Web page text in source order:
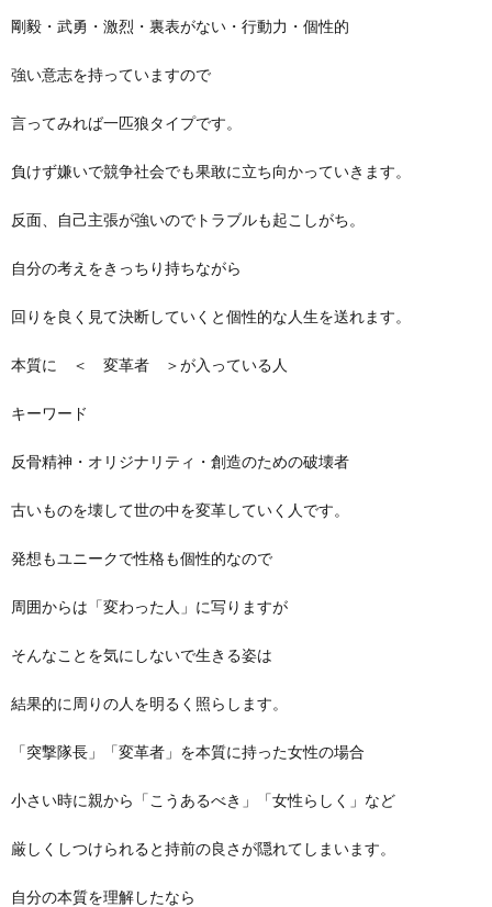
剛毅・武勇・激烈・裏表がない・行動力・個性的
強い意志を持っていますので
言ってみれば一匹狼タイプです。
負けず嫌いで競争社会でも果敢に立ち向かっていきます。
反面、自己主張が強いのでトラブルも起こしがち。
自分の考えをきっちり持ちながら
回りを良く見て決断していくと個性的な人生を送れます。
本質に ＜ 変革者 ＞が入っている人
キーワード
反骨精神・オリジナリティ・創造のための破壊者
古いものを壊して世の中を変革していく人です。
発想もユニークで性格も個性的なので
周囲からは「変わった人」に写りますが
そんなことを気にしないで生きる姿は
結果的に周りの人を明るく照らします。
「突撃隊長」「変革者」を本質に持った女性の場合
小さい時に親から「こうあるべき」「女性らしく」など
厳しくしつけられると持前の良さが隠れてしまいます。
自分の本質を理解したなら